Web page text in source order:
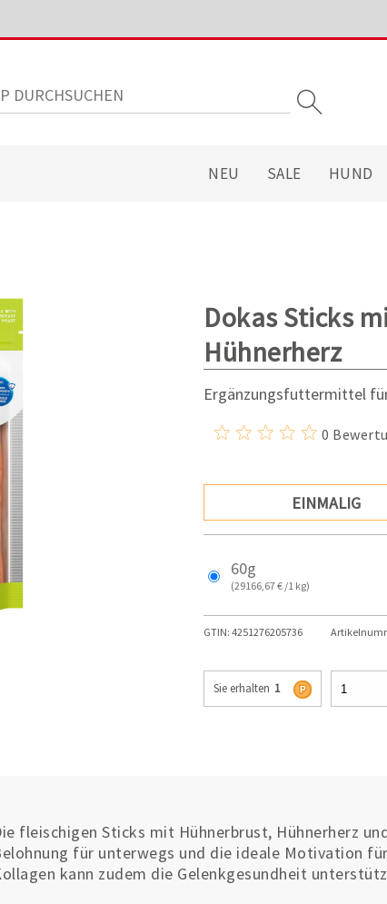
NEU SALE HUND
Dokas Sticks
Hühnerherz
Ergänzungsfuttermittel
0
EINMALIG
60g
(29166,67 € /1 kg)
GTIN: 4251276205736
Sie erhalten 1
fleischigen Sticks mit Hühnerbrust, Hühnerherz
für unterwegs und die ideale Motivation
kann zudem die Gelenkgesundheit